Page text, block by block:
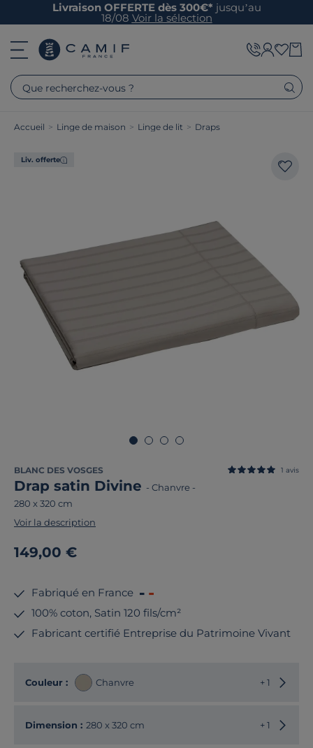
Livraison OFFERTE dès 300€* jusqu’au
18/08 Voir la sélection
Que recherchez-vous ?
Accueil > Linge de maison > Linge de lit > Draps
Liv. offerte
BLANC DES VOSGES
Drap satin Divine - Chanvre -
280 x 320 cm
1 avis
Voir la description
149,00 €
Fabriqué en France
100% coton, Satin 120 fils/cm²
Fabricant certifié Entreprise du Patrimoine Vivant
Couleur : Chanvre + 1
Dimension : 280 x 320 cm + 1